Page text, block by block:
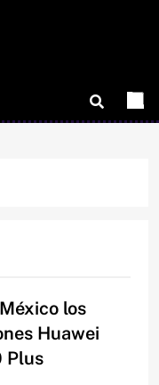
los
Huawei
Plus